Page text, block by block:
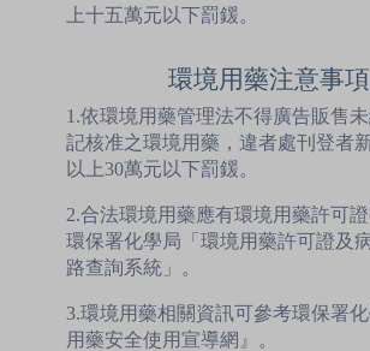
上十五萬元以下罰鍰。
環境用藥注意事項
1.依環境用藥管理法不得廣告販售
記核准之環境用藥，違者處刊登者
以上30萬元以下罰鍰。
2.合法環境用藥應有環境用藥許可
環保署化學局「環境用藥許可證及
路查詢系統」。
3.環境用藥相關資訊可參考環保署
用藥安全使用宣導網』。